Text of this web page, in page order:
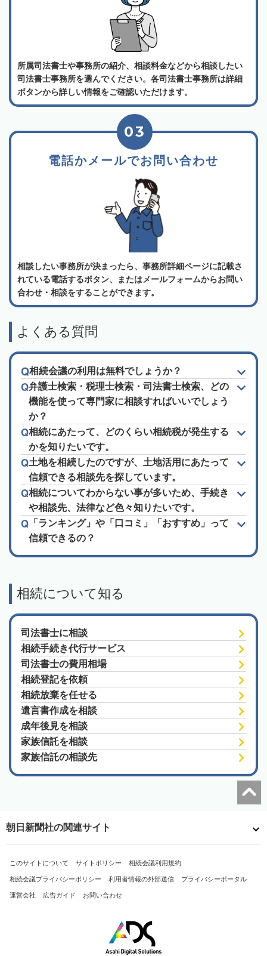
所属司法書士や事務所の紹介、相談料金などから相談したい
司法書士事務所を選んでください。各司法書士事務所は詳細
ボタンから詳しい情報をご確認いただけます。
電話かメールでお問い合わせ
03
相談したい事務所が決まったら、事務所詳細ページに記載さ
れている電話するボタン、またはメールフォームからお問い
合わせ・相談をすることができます。
よくある質問
相続会議の利用は無料でしょうか？
弁護士検索・税理士検索・司法書士検索、どの
機能を使って専門家に相談すればいいでしょう
か？
相続にあたって、どのくらい相続税が発生する
かを知りたいです。
土地を相続したのですが、土地活用にあたって
信頼できる相談先を探しています。
相続についてわからない事が多いため、手続き
や相談先、法律など色々知りたいです。
「ランキング」や「口コミ」「おすすめ」って
信頼できるの？
相続について知る
司法書士に相談
相続手続き代行サービス
司法書士の費用相場
相続登記を依頼
相続放棄を任せる
遺言書作成を相談
成年後見を相談
家族信託を相談
家族信託の相談先
朝日新聞社の関連サイト
このサイトについて サイトポリシー 相続会議利用規約
相続会議プライバシーポリシー 利用者情報の外部送信 プライバシーポータル
運営会社 広告ガイド お問い合わせ